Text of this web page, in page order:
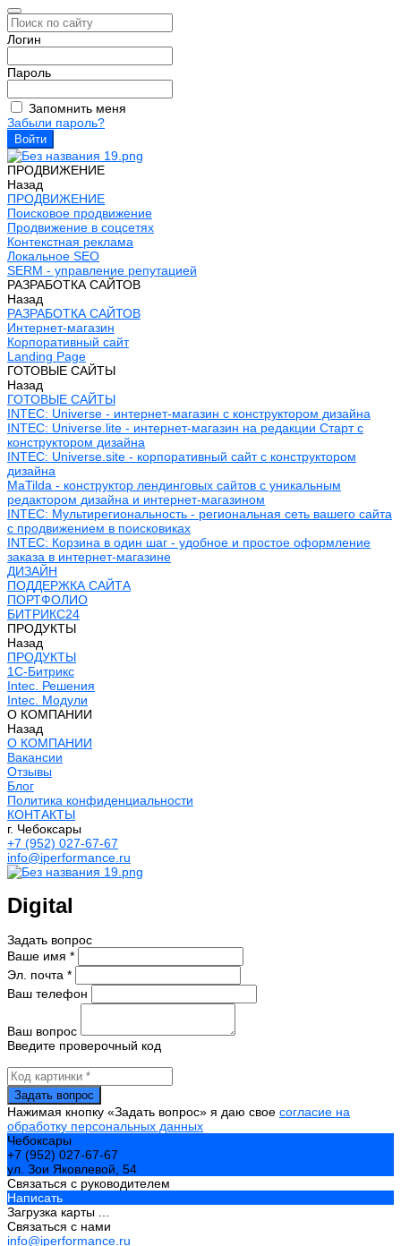
Логин
Пароль
Запомнить меня
Забыли пароль?
ПРОДВИЖЕНИЕ
Назад
ПРОДВИЖЕНИЕ
Поисковое продвижение
Продвижение в соцсетях
Контекстная реклама
Локальное SEO
SERM - управление репутацией
РАЗРАБОТКА САЙТОВ
Назад
РАЗРАБОТКА САЙТОВ
Интернет-магазин
Корпоративный сайт
Landing Page
ГОТОВЫЕ САЙТЫ
Назад
ГОТОВЫЕ САЙТЫ
INTEC: Universe - интернет-магазин с конструктором дизайна
INTEC: Universe.lite - интернет-магазин на редакции Старт с
конструктором дизайна
INTEC: Universe.site - корпоративный сайт с конструктором
дизайна
MaTilda - конструктор лендинговых сайтов с уникальным
редактором дизайна и интернет-магазином
INTEC: Мультирегиональность - региональная сеть вашего сайта
с продвижением в поисковиках
INTEC: Корзина в один шаг - удобное и простое оформление
заказа в интернет-магазине
ДИЗАЙН
ПОДДЕРЖКА САЙТА
ПОРТФОЛИО
БИТРИКС24
ПРОДУКТЫ
Назад
ПРОДУКТЫ
1С-Битрикс
Intec. Решения
Intec. Модули
О КОМПАНИИ
Назад
О КОМПАНИИ
Вакансии
Отзывы
Блог
Политика конфиденциальности
КОНТАКТЫ
г. Чебоксары
+7 (952) 027-67-67
info@iperformance.ru
Digital
Задать вопрос
Ваше имя *
Эл. почта *
Ваш телефон
Ваш вопрос
Введите проверочный код
Нажимая кнопку «Задать вопрос» я даю свое согласие на
обработку персональных данных
Чебоксары
+7 (952) 027-67-67
ул. Зои Яковлевой, 54
Связаться с руководителем
Написать
Загрузка карты ...
Связаться с нами
info@iperformance.ru